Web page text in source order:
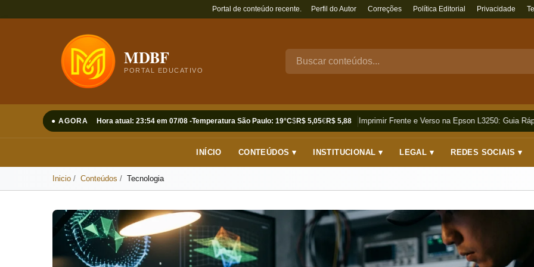
Portal de conteúdo recente. Perfil do Autor Correções Política Editorial Privacidade
MDBF
PORTAL EDUCATIVO
● AGORA Hora atual: 23:54 em 07/08 -Temperatura São Paulo: 19°C$R$ 5,05€R$ 5,88
Como Imprimir Frente e Verso na Epson L3250: Guia
INÍCIO CONTEÚDOS ▾ INSTITUCIONAL ▾ LEGAL ▾ REDES SOCIAIS ▾
Inicio Conteúdos Tecnologia